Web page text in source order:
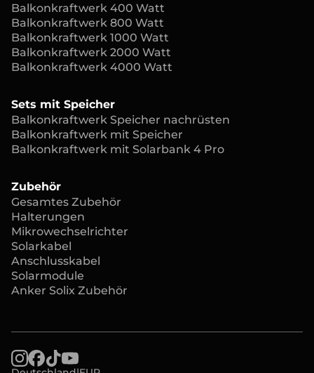
Balkonkraftwerk 400 Watt
Balkonkraftwerk 800 Watt
Balkonkraftwerk 1000 Watt
Balkonkraftwerk 2000 Watt
Balkonkraftwerk 4000 Watt
Sets mit Speicher
Balkonkraftwerk Speicher nachrüsten
Balkonkraftwerk mit Speicher
Balkonkraftwerk mit Solarbank 4 Pro
Zubehör
Gesamtes Zubehör
Halterungen
Mikrowechselrichter
Solarkabel
Anschlusskabel
Solarmodule
Anker Solix Zubehör